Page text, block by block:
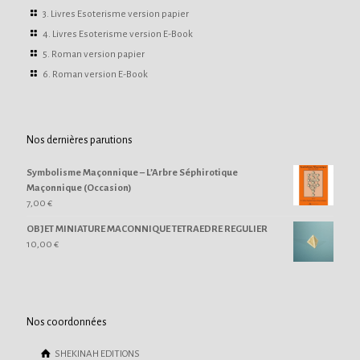
3. Livres Esoterisme version papier
4. Livres Esoterisme version E-Book
5. Roman version papier
6. Roman version E-Book
Nos dernières parutions
Symbolisme Maçonnique – L’Arbre Séphirotique
Maçonnique (Occasion)
7,00 €
OBJET MINIATURE MACONNIQUE TETRAEDRE REGULIER
10,00 €
Nos coordonnées
SHEKINAH EDITIONS